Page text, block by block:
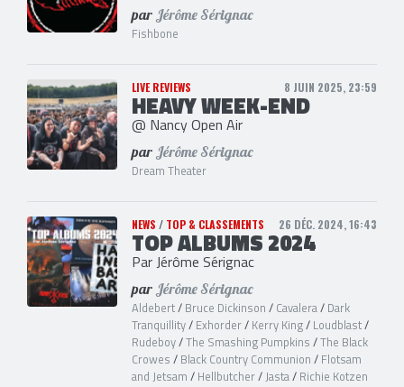
par Jérôme Sérignac
Fishbone
LIVE REVIEWS 8 JUIN 2025, 23:59
HEAVY WEEK-END
@ Nancy Open Air
par Jérôme Sérignac
Dream Theater
NEWS / TOP & CLASSEMENTS 26 DÉC. 2024, 16:43
TOP ALBUMS 2024
Par Jérôme Sérignac
par Jérôme Sérignac
Aldebert/ Bruce Dickinson / Cavalera/ Dark
Tranquillity/ Exhorder/ Kerry King/ Loudblast/
Rudeboy/The Smashing Pumpkins /The Black
Crowes / Black Country Communion / Flotsam
and Jetsam / Hellbutcher/Jasta/ Richie Kotzen